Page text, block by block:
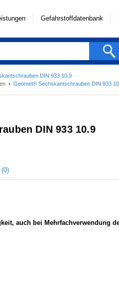
Gefahrstoffdatenbank
DIN 933 10.9
› Geomet® Sechskantschrauben DIN 933
DIN 933 10.9
(0)
auch bei Mehrfachverwendung